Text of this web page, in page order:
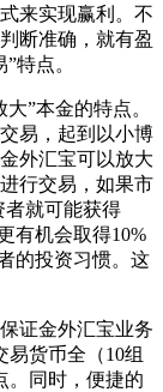
来实现赢利。不
断准确，就有盈
特点。
”本金的特点。
易，起到以小博
外汇宝可以放大
行交易，如果市
者就可能获得
有机会取得10%
的投资习惯。这
证金外汇宝业务
易货币全（10组
。同时，便捷的